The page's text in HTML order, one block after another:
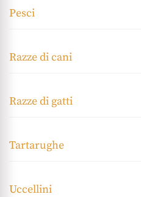
Pesci
Razze di cani
Razze di gatti
Tartarughe
Uccellini